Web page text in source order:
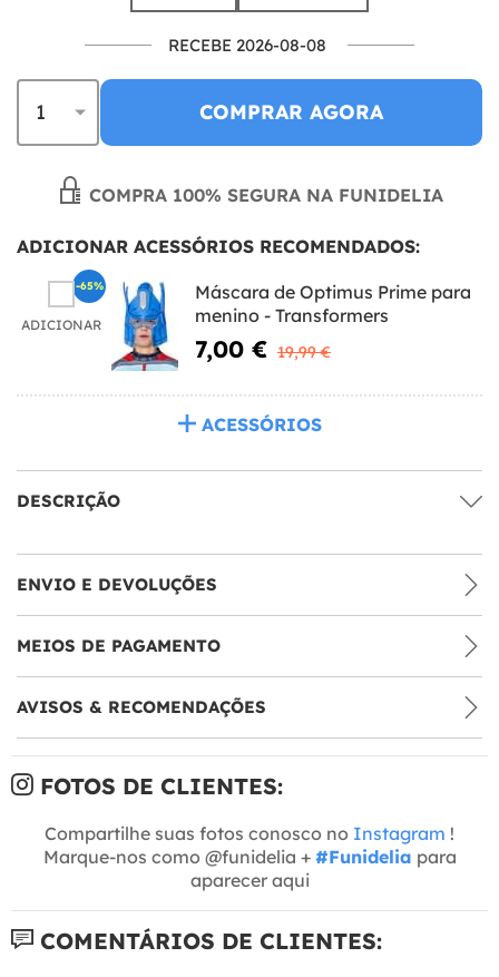
RECEBE 2026-08-08
COMPRAR AGORA
COMPRA 100% SEGURA NA FUNIDELIA
ADICIONAR ACESSÓRIOS RECOMENDADOS:
ADICIONAR
Máscara de Optimus Prime para
menino - Transformers
7,00 € 19,99 €
-65%
ACESSÓRIOS
DESCRIÇÃO
ENVIO E DEVOLUÇÕES
MEIOS DE PAGAMENTO
AVISOS & RECOMENDAÇÕES
FOTOS DE CLIENTES:
Compartilhe suas fotos conosco no Instagram !
Marque-nos como @funidelia + #Funidelia para
aparecer aqui
COMENTÁRIOS DE CLIENTES: